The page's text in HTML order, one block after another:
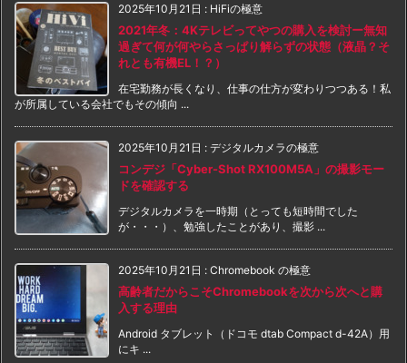
2025年10月21日 : HiFiの極意
2021年冬：4Kテレビってやつの購入を検討ー無知
過ぎて何が何やらさっぱり解らずの状態（液晶？そ
れとも有機EL！？）
在宅勤務が長くなり、仕事の仕方が変わりつつある！私
が所属している会社でもその傾向 ...
2025年10月21日 : デジタルカメラの極意
コンデジ「Cyber-Shot RX100M5A」の撮影モー
ドを確認する
デジタルカメラを一時期（とっても短時間でした
が・・・）、勉強したことがあり、撮影 ...
2025年10月21日 : Chromebook の極意
高齢者だからこそChromebookを次から次へと購
入する理由
Android タブレット（ドコモ dtab Compact d-42A）用
にキ ...